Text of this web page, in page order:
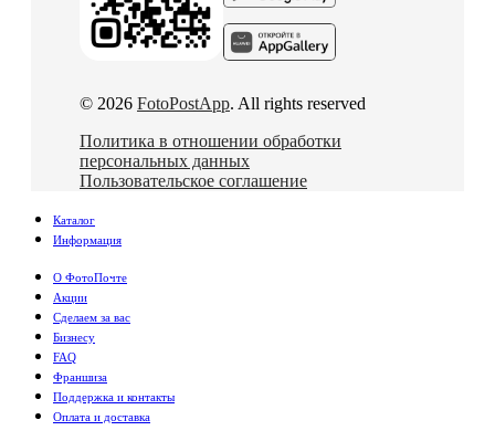
© 2026 FotoPostApp. All rights reserved
Политика в отношении обработки
персональных данных
Пользовательское соглашение
Каталог
Информация
О ФотоПочте
Акции
Сделаем за вас
Бизнесу
FAQ
Франшиза
Поддержка и контакты
Оплата и доставка